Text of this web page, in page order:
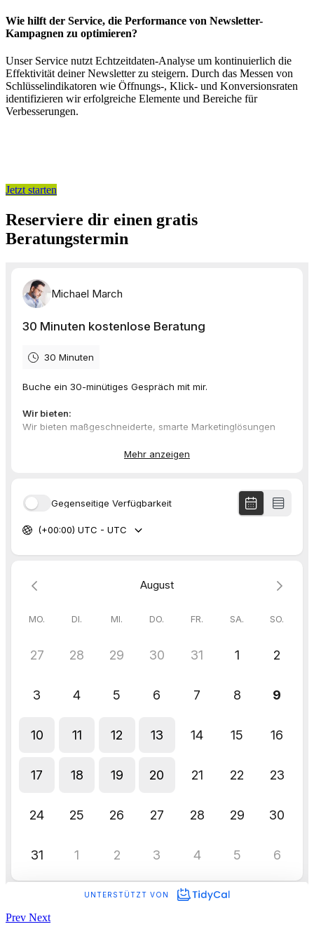
Wie hilft der Service, die Performance von Newsletter-
Kampagnen zu optimieren?
Unser Service nutzt Echtzeitdaten-Analyse um kontinuierlich die
Effektivität deiner Newsletter zu steigern. Durch das Messen von
Schlüsselindikatoren wie Öffnungs-, Klick- und Konversionsraten
identifizieren wir erfolgreiche Elemente und Bereiche für
Verbesserungen.
Jetzt starten
Reserviere dir einen gratis
Beratungstermin
Prev Next